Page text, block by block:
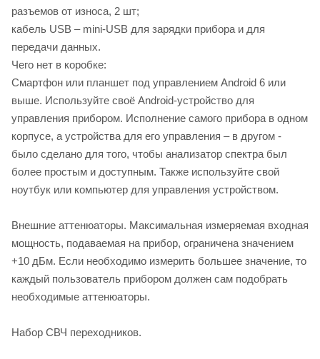
разъемов от износа, 2 шт;
кабель USB – mini-USB для зарядки прибора и для
передачи данных.
Чего нет в коробке:
Смартфон или планшет под управлением Android 6 или
выше. Используйте своё Android-устройство для
управления прибором. Исполнение самого прибора в одном
корпусе, а устройства для его управления – в другом -
было сделано для того, чтобы анализатор спектра был
более простым и доступным. Также используйте свой
ноутбук или компьютер для управления устройством.
Внешние аттенюаторы. Максимальная измеряемая входная
мощность, подаваемая на прибор, ограничена значением
+10 дБм. Если необходимо измерить большее значение, то
каждый пользователь прибором должен сам подобрать
необходимые аттенюаторы.
Набор СВЧ переходников.